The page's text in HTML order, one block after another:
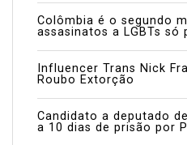
Colômbia é o segundo
assasinatos a LGBTs só
Influencer Trans Nick
Roubo Extorção
Candidato a deputado
a 10 dias de prisão por